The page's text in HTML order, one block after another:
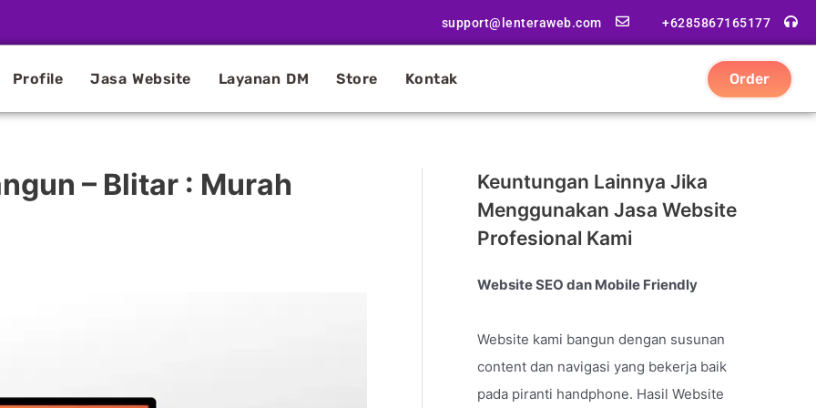
support@lenteraweb.com +6285867165177
Profile Jasa Website Layanan DM Store Kontak Order
– Blitar : Murah
Keuntungan Lainnya Jika
Menggunakan Jasa Website
Profesional Kami
Website SEO dan Mobile Friendly
Website kami bangun dengan susunan
content dan navigasi yang bekerja baik
pada piranti handphone. Hasil Website